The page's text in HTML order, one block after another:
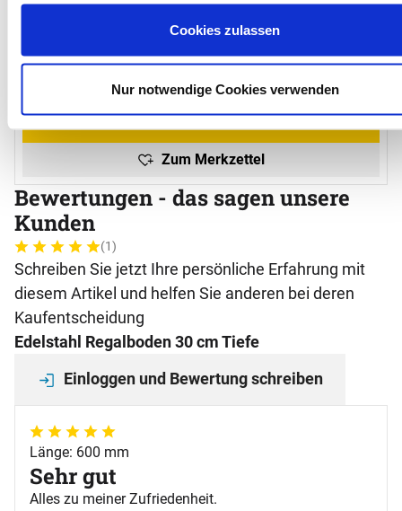
Cookies zulassen
Nur notwendige Cookies verwenden
Edelstahl Regalständer 1,45 m Höhe
Bewertung: 4 von 5 (1 Bewertungen)
1 Bewertung
ab:
ab150,27€
Variante wählen
Zum Merkzettel
Bewertungen - das sagen unsere
Kunden
Bewertung: 5 von 5 (1 Bewertungen)
1 Bewertung
(1)
Schreiben Sie jetzt Ihre persönliche Erfahrung mit
diesem Artikel und helfen Sie anderen bei deren
Kaufentscheidung
Edelstahl Regalboden 30 cm Tiefe
Einloggen und Bewertung schreiben
5 von 5
Länge: 600 mm
Sehr gut
Alles zu meiner Zufriedenheit.